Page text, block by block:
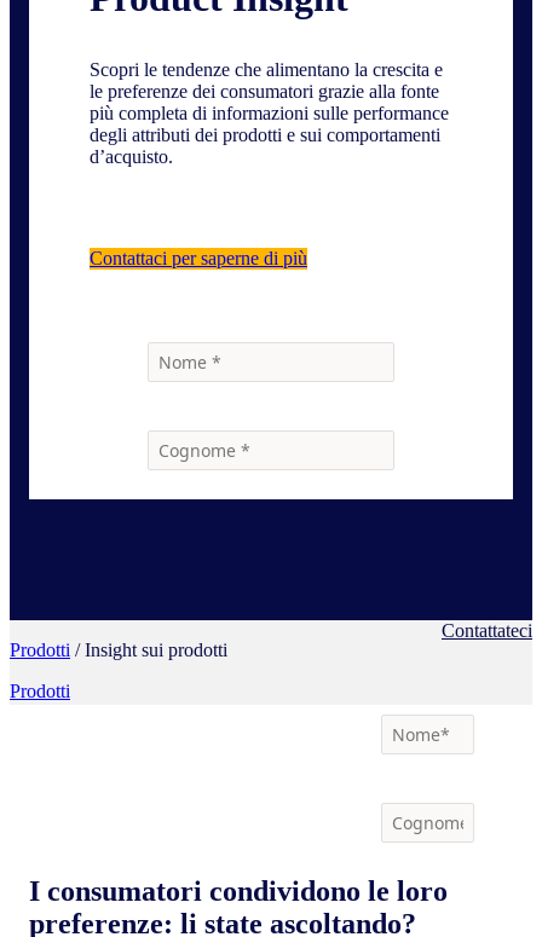
Scopri le tendenze che alimentano la crescita e
le preferenze dei consumatori grazie alla fonte
più completa di informazioni sulle performance
degli attributi dei prodotti e sui comportamenti
d’acquisto.
Contattaci per saperne di più
Prodotti / Insight sui prodotti
Prodotti
Contattateci
I consumatori condividono le loro
preferenze: li state ascoltando?